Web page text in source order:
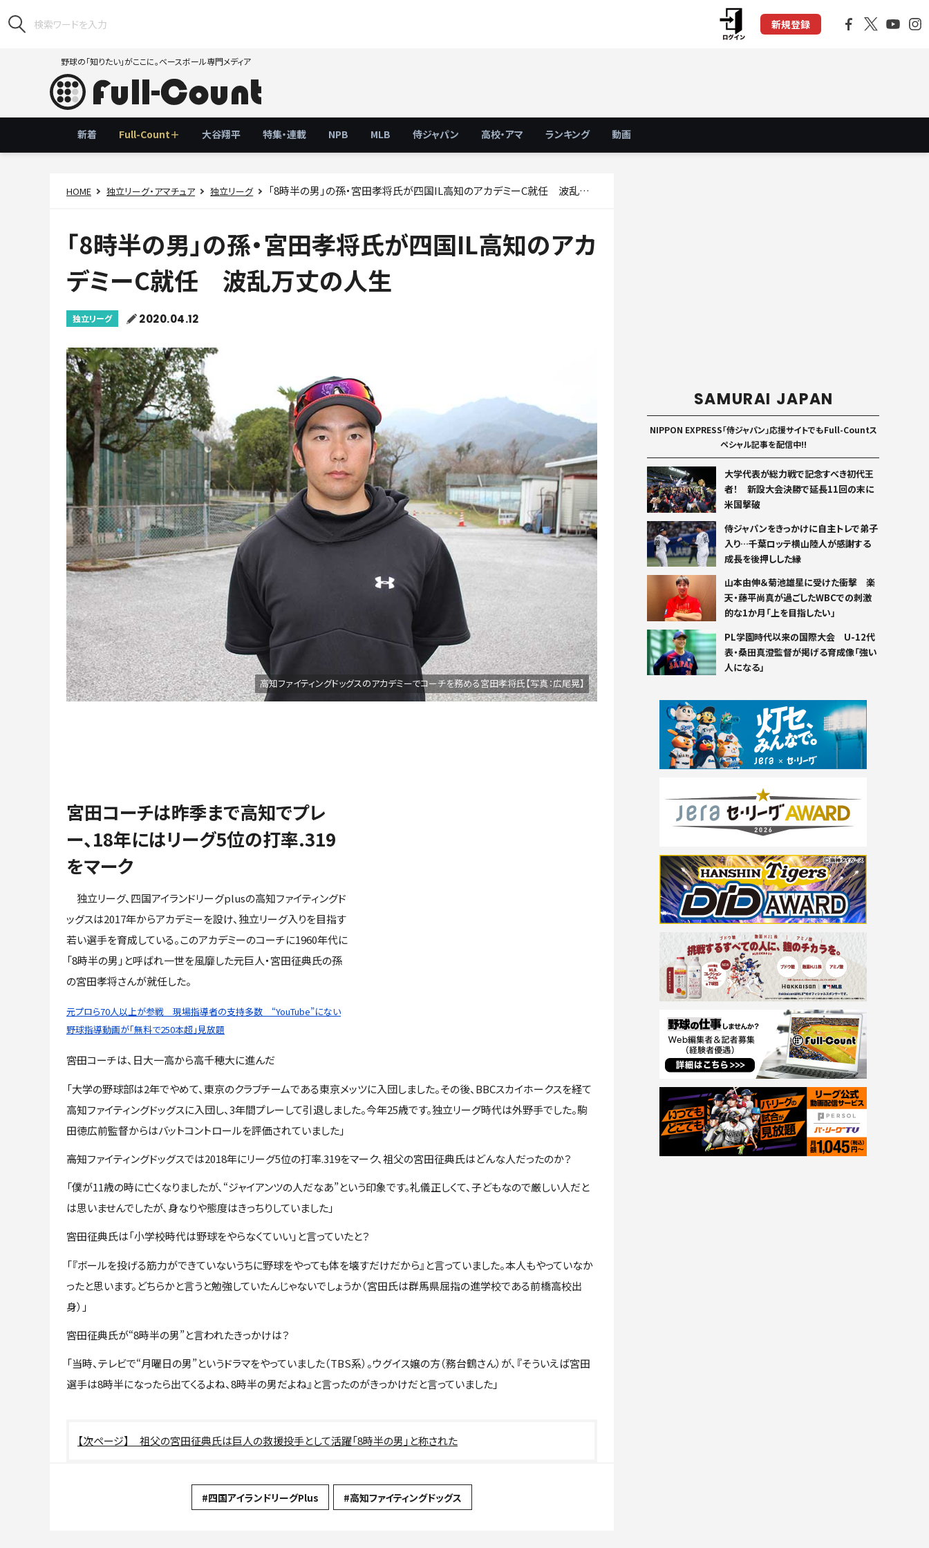
新規登録
野球の「知りたい」がここに。ベースボール専門メディア
新着 Full-Count＋ 大谷翔平 特集・連載 NPB MLB 侍ジャパン 高校・アマ ランキング 動画
HOME 独立リーグ・アマチュア 独立リーグ 「8時半の男」の孫・宮田孝将氏が四国IL高知のアカデミーC就任 波乱万丈の人生
「8時半の男」の孫・宮田孝将氏が四国IL高知のアカ
デミーC就任 波乱万丈の人生
独立リーグ 2020.04.12
高知ファイティングドッグスのアカデミーでコーチを務める宮田孝将氏【写真：広尾晃】
宮田コーチは昨季まで高知でプレ
ー、18年にはリーグ5位の打率.319
をマーク
独立リーグ、四国アイランドリーグplusの高知ファイティングド
ッグスは2017年からアカデミーを設け、独立リーグ入りを目指す
若い選手を育成している。このアカデミーのコーチに1960年代に
「8時半の男」と呼ばれ一世を風靡した元巨人・宮田征典氏の孫
の宮田孝将さんが就任した。
元プロら70人以上が参戦 現場指導者の支持多数 “YouTube”にない
野球指導動画が「無料で250本超」見放題
――宮田コーチは、日大一高から高千穂大に進んだ
「大学の野球部は2年でやめて、東京のクラブチームである東京メッツに入団しました。その後、BBCスカイホークスを経て
高知ファイティングドッグスに入団し、3年間プレーして引退しました。今年25歳です。独立リーグ時代は外野手でした。駒
田徳広前監督からはバットコントロールを評価されていました」
――高知ファイティングドッグスでは2018年にリーグ5位の打率.319をマーク、祖父の宮田征典氏はどんな人だったのか？
「僕が11歳の時に亡くなりましたが、“ジャイアンツの人だなあ”という印象です。礼儀正しくて、子どもなので厳しい人だと
は思いませんでしたが、身なりや態度はきっちりしていました」
――宮田征典氏は「小学校時代は野球をやらなくていい」と言っていたと？
「『ボールを投げる筋力ができていないうちに野球をやっても体を壊すだけだから』と言っていました。本人もやっていなか
ったと思います。どちらかと言うと勉強していたんじゃないでしょうか（宮田氏は群馬県屈指の進学校である前橋高校出
身）」
――宮田征典氏が“8時半の男”と言われたきっかけは？
「当時、テレビで“月曜日の男”というドラマをやっていました（TBS系）。ウグイス嬢の方（務台鶴さん）が、『そういえば宮田
選手は8時半になったら出てくるよね、8時半の男だよね』と言ったのがきっかけだと言っていました」
祖父の宮田征典氏は巨人の救援投手として活躍「8時半の男」と称された
#四国アイランドリーグPlus #高知ファイティングドッグス
SAMURAI JAPAN
NIPPON EXPRESS「侍ジャパン」応援サイトでもFull-Countス
ペシャル記事を配信中!!
大学代表が総力戦で記念すべき初代王
者！ 新設大会決勝で延長11回の末に
米国撃破
侍ジャパンをきっかけに自主トレで弟子
入り…千葉ロッテ横山陸人が感謝する
成長を後押しした縁
山本由伸＆菊池雄星に受けた衝撃 楽
天・藤平尚真が過ごしたWBCでの刺激
的な1か月「上を目指したい」
PL学園時代以来の国際大会 U-12代
表・桑田真澄監督が掲げる育成像「強い
人になる」